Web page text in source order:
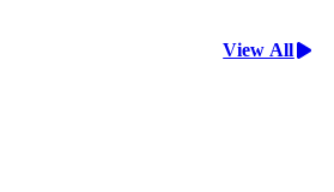
View All